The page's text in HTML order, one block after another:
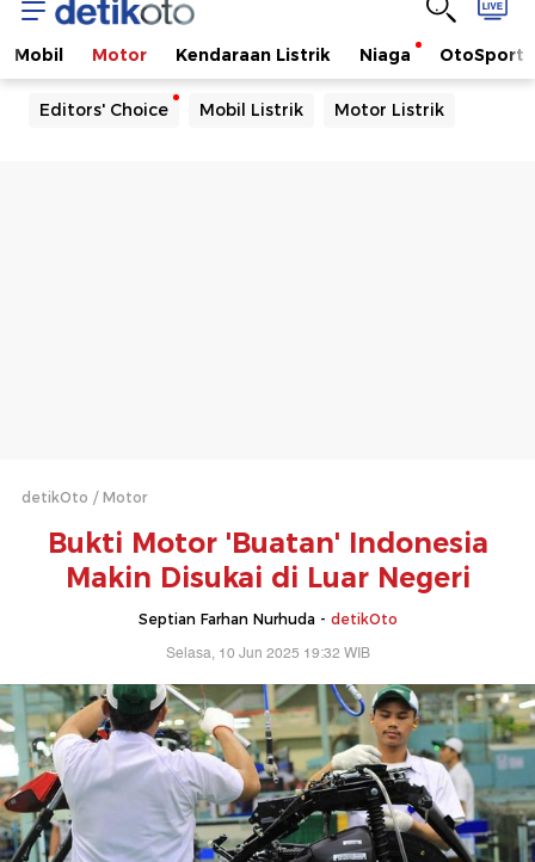
Mobil Motor Kendaraan Listrik Niaga OtoSport
Editors' Choice Mobil Listrik Motor Listrik
detikOto Motor
Bukti Motor 'Buatan' Indonesia
Makin Disukai di Luar Negeri
Septian Farhan Nurhuda - detikOto
Selasa, 10 Jun 2025 19:32 WIB